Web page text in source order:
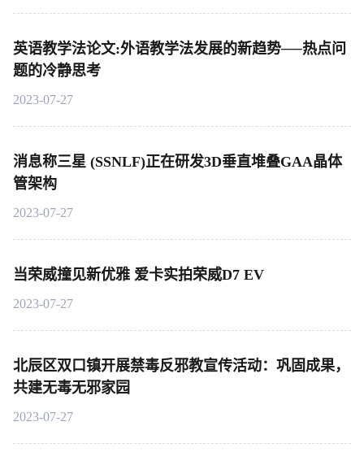
英语教学法论文:外语教学法发展的新趋势──热点问
题的冷静思考
2023-07-27
消息称三星 (SSNLF)正在研发3D垂直堆叠GAA晶体
管架构
2023-07-27
当荣威撞见新优雅 爱卡实拍荣威D7 EV
2023-07-27
北辰区双口镇开展禁毒反邪教宣传活动：巩固成果，
共建无毒无邪家园
2023-07-27